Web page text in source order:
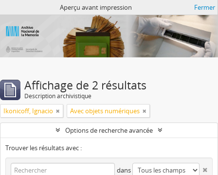
Aperçu avant impression Fermer
Affichage de 2 résultats
Description archivistique
Ikonicoff, Ignacio Avec objets numériques
Options de recherche avancée
Trouver les résultats avec :
dans